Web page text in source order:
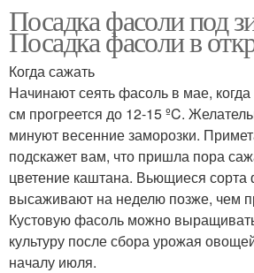
Посадка фасоли под
Посадка фасоли в
Когда сажать
Начинают сеять фасоль в мае,
см прогреется до 12-15 ºC.
минуют весенние заморозки.
подскажет вам, что пришла пора
цветение каштана. Вьющиеся сорта
высаживают на неделю позже, чем
Кустовую фасоль можно
культуру после сбора урожая
началу июля.